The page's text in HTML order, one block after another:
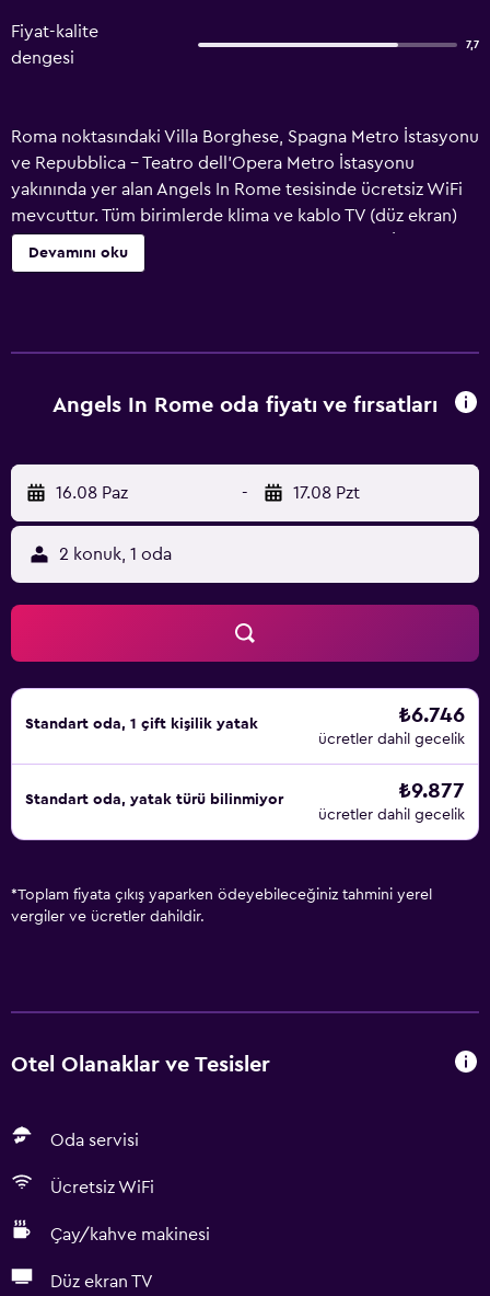
Fiyat-kalite
dengesi
7,7
Roma noktasındaki Villa Borghese, Spagna Metro İstasyonu
ve Repubblica - Teatro dell'Opera Metro İstasyonu
yakınında yer alan Angels In Rome tesisinde ücretsiz WiFi
mevcuttur. Tüm birimlerde klima ve kablo TV (düz ekran)
mevcuttur. Angels In Rome tesisindeki konuklar İtalyan
usulü kahvaltının keyfini çıkarabilirler. Angels In Rome
sunar.
Devamını oku
Angels In Rome oda fiyatı ve fırsatları
16.08 Paz - 17.08 Pzt
2 konuk, 1 oda
Standart oda, 1 çift kişilik yatak ₺6.746
ücretler dahil gecelik
Standart oda, yatak türü bilinmiyor ₺9.877
ücretler dahil gecelik
*Toplam fiyata çıkış yaparken ödeyebileceğiniz tahmini yerel
vergiler ve ücretler dahildir.
Otel Olanaklar ve Tesisler
Oda servisi
Ücretsiz WiFi
Çay/kahve makinesi
Düz ekran TV